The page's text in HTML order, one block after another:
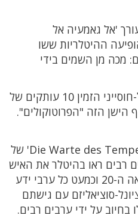
במאי, 1933, עורך 'אל גאמעיה אל
ההיטלריות ששו
ושמחו הערבים באמרם‭:‬ מכה מן השמים בידי
* יוני 1933, ג'מאל אל-חוסייני הזמין 10 עותקים של
הישן הזה "הפרוטוקולים".
* 15 במרץ 1935, 'Die Warte des Tempels' של
רבים ראו בהיטלר את האיש
החשוב ביותר של המאה ה-20 וכמעט כל ערבי ידע
סוציאליזם עם גישתם
בחיוב על ידי ערבים רבים.